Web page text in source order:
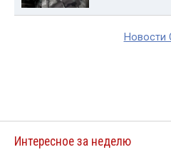
Новости
Интересное за неделю